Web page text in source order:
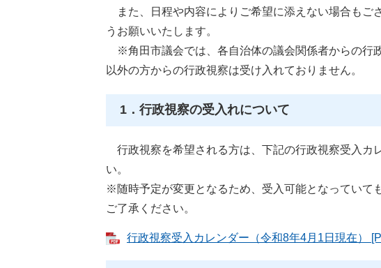
また、日程や内容によりご希望に添えない場合もご
うお願いいたします。
※角田市議会では、各自治体の議会関係者からの行
以外の方からの行政視察は受け入れておりません。
1．行政視察の受入れについて
行政視察を希望される方は、下記の行政視察受入カ
い。
※随時予定が変更となるため、受入可能となっていて
ご了承ください。
行政視察受入カレンダー（令和8年4月1日現在）